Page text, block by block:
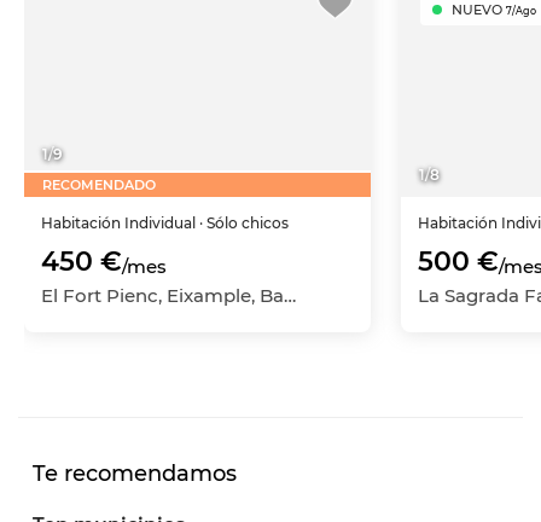
1/9
RECOMENDADO
Habitación Individual · Sólo chicos
450 €/mes
El Fort Pienc, Eixample, Barcelona Capital, Barcelona
1/8
NUEVO 7/Ago
Habitación
500 €/
Te recomendamos